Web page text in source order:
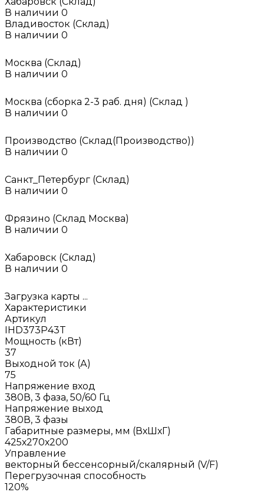
В наличии 0
Владивосток (Склад)
В наличии 0
Москва (Склад)
В наличии 0
Москва (сборка 2-3 раб. дня) (Склад )
В наличии 0
Производство (Склад(Производство))
В наличии 0
Санкт_Петербург (Склад)
В наличии 0
Фрязино (Склад Москва)
В наличии 0
Хабаровск (Склад)
В наличии 0
Загрузка карты ...
Характеристики
Артикул
IHD373P43T
Мощность (кВт)
37
Выходной ток (А)
75
Напряжение вход
380В, 3 фаза, 50/60 Гц
Напряжение выход
380В, 3 фазы
Габаритные размеры, мм (ВхШхГ)
425х270х200
Управление
векторный бессенсорный/скалярный (V/F)
Перегрузочная способность
120%